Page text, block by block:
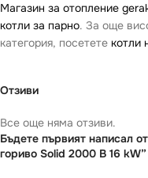
Магазин за отопление
котли за парно. За още
категория, посетете котли
Отзиви
Все още няма отзиви.
Бъдете първият написал
гориво Sоlid 2000 B 16 kW”